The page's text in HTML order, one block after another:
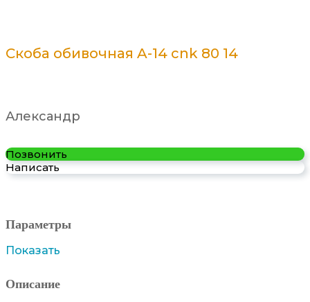
Скоба обивочная A-14 cnk 80 14
Александр
Позвонить
Написать
Параметры
Показать
Описание